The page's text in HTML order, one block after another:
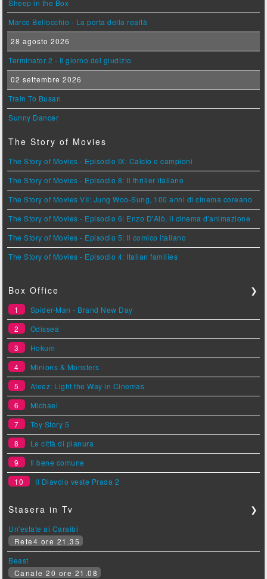
Sheep in the Box
Marco Bellocchio - La porta della realtà
28 agosto 2026
Terminator 2 - Il giorno del giudizio
02 settembre 2026
Train To Busan
Sunny Dancer
The Story of Movies
The Story of Movies - Episodio IX: Calcio e campioni
The Story of Movies - Episodio 8: Il thriller italiano
The Story of Movies VII: Jung Woo-Sung, 100 anni di cinema coreano
The Story of Movies - Episodio 6: Enzo D'Alò, il cinema d'animazione
The Story of Movies - Episodio 5: Il comico italiano
The Story of Movies - Episodio 4: Italian families
Box Office ❯
1
Spider-Man - Brand New Day
2
Odissea
3
Hokum
4
Minions & Monsters
5
Ateez: Light the Way in Cinemas
6
Michael
7
Toy Story 5
8
Le città di pianura
9
Il bene comune
10
Il Diavolo veste Prada 2
Stasera in Tv ❯
Un'estate ai Caraibi
Rete4 ore 21.35
Beast
Canale 20 ore 21.08